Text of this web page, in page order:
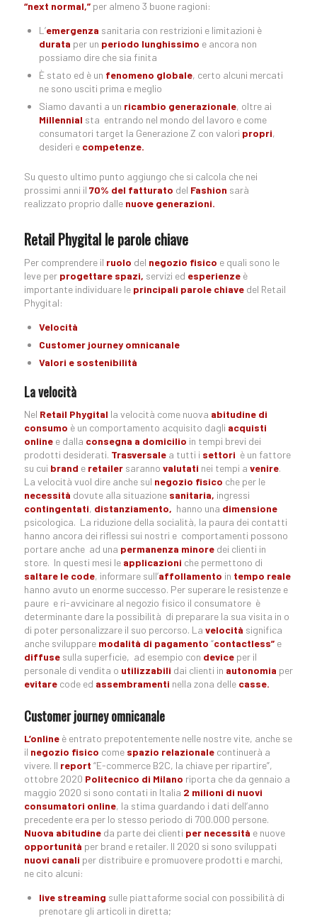
“next normal,”per almeno 3 buone ragioni:
L’emergenza sanitaria con restrizioni e limitazioni è
durata per un periodo lunghissimo e ancora non
possiamo dire che sia finita
È stato ed è un fenomeno globale, certo alcuni mercati
ne sono usciti prima e meglio
Siamo davanti a un ricambio generazionale, oltre ai
Millennial sta entrando nel mondo del lavoro e come
consumatori target la Generazione Z con valori propri,
desideri e competenze.
Su questo ultimo punto aggiungo che si calcola che nei
prossimi anni il 70% del fatturato del Fashion sarà
realizzato proprio dalle nuove generazioni.
Retail Phygital le parole chiave
Per comprendere il ruolo del negozio fisico e quali sono le
leve perprogettare spazi, servizi ed esperienzeè
importante individuare le principali parole chiavedel Retail
Phygital:
Velocità
Customer journey omnicanale
Valori e sostenibilità
La velocità
Nel Retail Phygital la velocità come nuova abitudine di
consumo è un comportamento acquisito dagli acquisti
onlinee dalla consegna a domicilio in tempi brevi dei
prodotti desiderati. Trasversalea tutti i settori è un fattore
su cui brand e retailersaranno valutati nei tempi a venire.
La velocità vuol dire anche sul negozio fisico che per le
necessità dovute alla situazione sanitaria, ingressi
contingentati, distanziamento, hanno una dimensione
psicologica. La riduzione della socialità, la paura dei contatti
hanno ancora dei riflessi sui nostri e comportamenti possono
portare anche ad una permanenza minoredei clienti in
store. In questi mesi le applicazioni che permettono di
saltare le code, informare sull’affollamento in tempo reale
hanno avuto un enorme successo. Per superare le resistenze e
paure e ri-avvicinare al negozio fisico il consumatore è
determinante dare la possibilità di preparare la sua visita in o
di poter personalizzare il suo percorso. La velocità significa
anche sviluppare modalità di pagamento “contactless”e
diffusesulla superficie, ad esempio con deviceper il
personale di vendita o utilizzabili dai clienti in autonomia per
evitarecode ed assembramenti nella zona delle casse.
Customer journey omnicanale
L’onlineè entrato prepotentemente nelle nostre vite, anche se
il negozio fisico come spazio relazionalecontinuerà a
vivere. Il report “E-commerce B2C, la chiave per ripartire”,
ottobre 2020 Politecnico di Milano riporta che da gennaio a
maggio 2020 si sono contati in Italia 2 milioni di nuovi
consumatori online, la stima guardando i dati dell’anno
precedente era per lo stesso periodo di 700.000 persone.
Nuova abitudineda parte dei clienti per necessità e nuove
opportunità per brand e retailer. Il 2020 si sono sviluppati
nuovi canali per distribuire e promuovere prodotti e marchi,
ne cito alcuni:
live streaming sulle piattaforme social con possibilità di
prenotare gli articoli in diretta;